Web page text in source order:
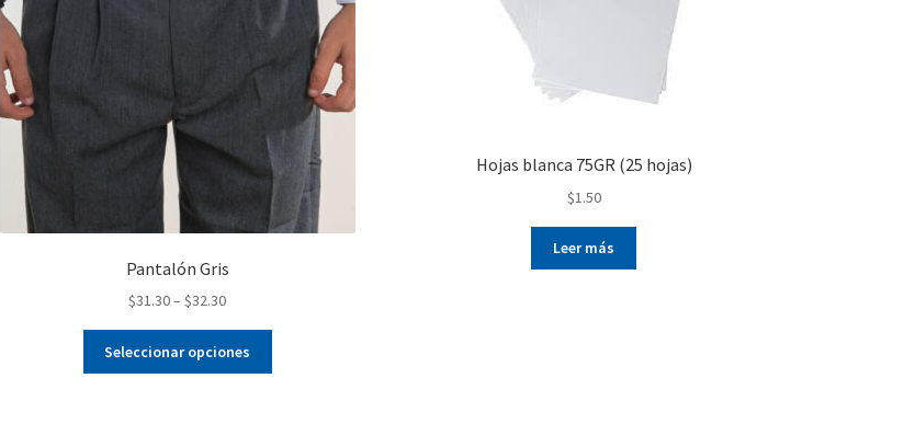
Pantalón Gris
$31.30–$32.30
Seleccionar opciones
Hojas blanca 75GR (25 hojas)
$1.50
Leer más